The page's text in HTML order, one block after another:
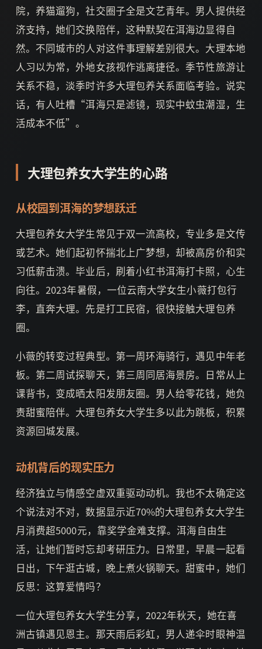
院，养猫遛狗，社交圈子全是文艺青年。男人提供经
济支持，她们交换陪伴，这种默契在洱海边显得自
然。不同城市的人对这件事理解差别很大。大理本地
人习以为常，外地女孩视作逃离捷径。季节性旅游让
关系不稳，淡季时许多大理包养关系面临考验。说实
话，有人吐槽“洱海只是滤镜，现实中蚊虫潮湿，生
活成本不低”。
大理包养女大学生的心路
从校园到洱海的梦想跃迁
大理包养女大学生常见于双一流高校，专业多是文传
或艺术。她们起初怀揣北上广梦想，却被高房价和实
习低薪击溃。毕业后，刷着小红书洱海打卡照，心生
向往。2023年暑假，一位云南大学女生小薇打包行
李，直奔大理。先是打工民宿，很快接触大理包养
圈。
小薇的转变过程典型。第一周环海骑行，遇见中年老
板。第二周试探聊天，第三周同居海景房。日常从上
课背书，变成晒太阳发朋友圈。男人给零花钱，她负
责甜蜜陪伴。大理包养女大学生多以此为跳板，积累
资源回城发展。
动机背后的现实压力
经济独立与情感空虚双重驱动动机。我也不太确定这
个说法对不对，数据显示近70%的大理包养女大学生
月消费超5000元，靠奖学金难支撑。洱海自由生
活，让她们暂时忘却考研压力。日常里，早晨一起看
日出，下午逛古城，晚上煮火锅聊天。甜蜜中，她们
反思：这算爱情吗？
一位大理包养女大学生分享，2022年秋天，她在喜
洲古镇遇见恩主。那天雨后彩虹，男人递伞时眼神温